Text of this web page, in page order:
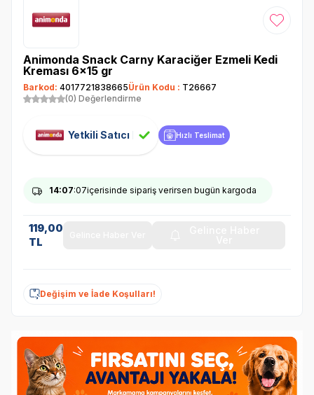
Favoriye
Animonda Snack Carny Karaciğer Ezmeli Kedi
Kreması 6x15 gr
Barkod: 4017721838665Ürün Kodu : T26667
(0) Değerlendirme
Yetkili Satıcı Hızlı Teslimat
14:07:07içerisinde sipariş verirsen bugün kargoda
119,00
TL
Değişim ve İade Koşulları!